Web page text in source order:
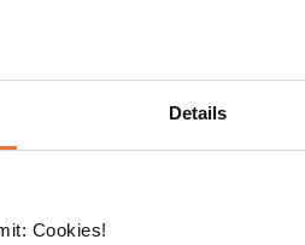
Details
Cookies!
Vir – Kladovo
Lepenski Vir